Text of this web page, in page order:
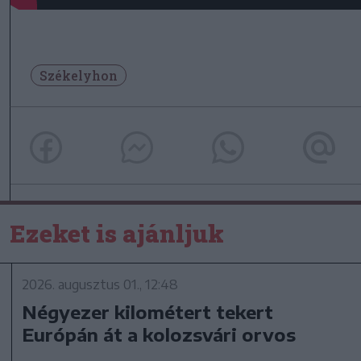
Székelyhon
Ezeket is ajánljuk
2026. augusztus 01., 12:48
Négyezer kilométert tekert
Európán át a kolozsvári orvos